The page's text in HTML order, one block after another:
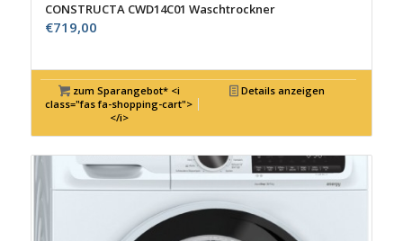
CONSTRUCTA CWD14C01 Waschtrockner
€719,00
zum Sparangebot* <i
class="fas fa-shopping-cart">
</i>
Details anzeigen